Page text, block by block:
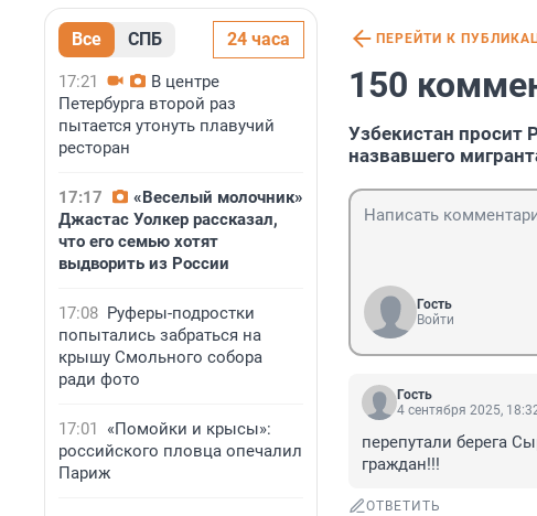
Все СПБ 24 часа
17:21
В центре
Петербурга второй раз
пытается утонуть плавучий
ресторан
17:17
«Веселый молочник»
Джастас Уолкер рассказал,
что его семью хотят
выдворить из России
17:08 Руферы-подростки
попытались забраться на
крышу Смольного собора
ради фото
17:01
«Помойки и крысы»:
российского пловца опечалил
Париж
ПЕРЕЙТИ К
150
Узбекистан
назвавшего
Гость
Войти
Гость
4 сентября 2025,
перепутали берега
граждан!!!
ОТВЕТИТЬ